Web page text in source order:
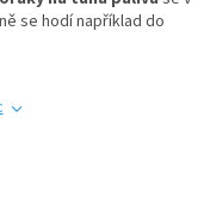
se hodí například do